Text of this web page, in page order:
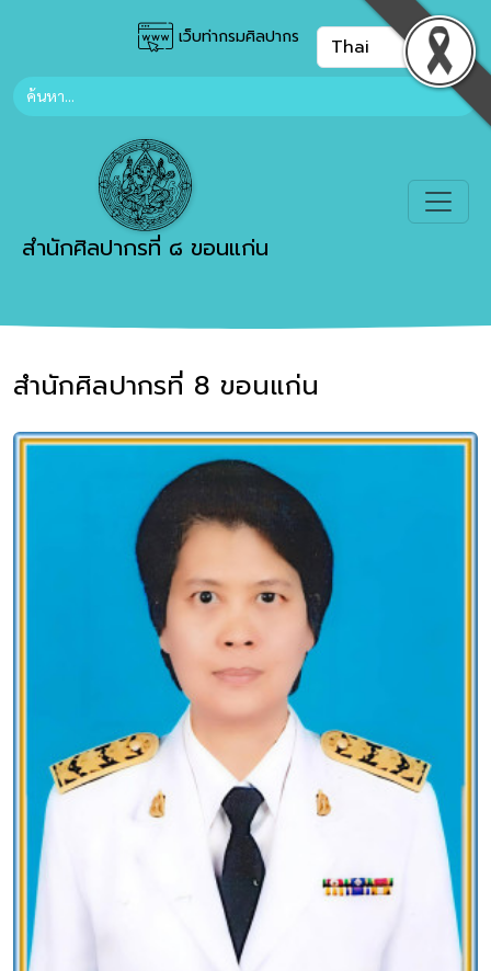
เว็บท่ากรมศิลปากร
สำนักศิลปากรที่ ๘ ขอนแก่น
สำนักศิลปากรที่ 8 ขอนแก่น